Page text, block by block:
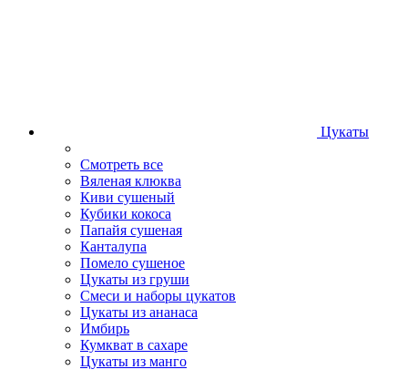
Цукаты
Смотреть все
Вяленая клюква
Киви сушеный
Кубики кокоса
Папайя сушеная
Канталупа
Помело сушеное
Цукаты из груши
Смеси и наборы цукатов
Цукаты из ананаса
Имбирь
Кумкват в сахаре
Цукаты из манго